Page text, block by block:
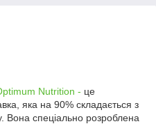
Nutrition - це
яка на 90% складається з
Вона спеціально розроблена